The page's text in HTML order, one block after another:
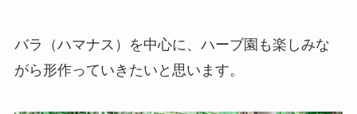
バラ（ハマナス）を中心に、ハーブ園も楽しみな
がら形作っていきたいと思います。